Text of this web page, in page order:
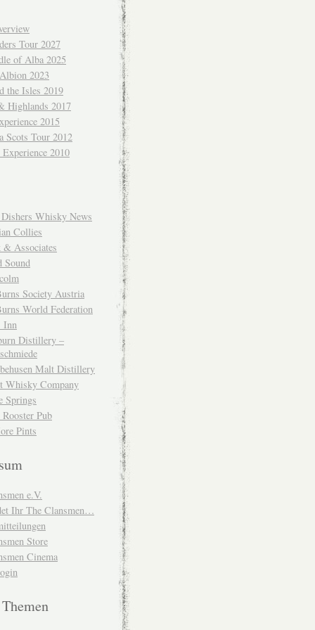
Tour 2027
of Alba 2025
2023
the Isles 2019
Highlands 2017
2015
Scots Tour 2012
2010
Whisky News
Collies
& Associates
Sound
Society Austria
World Federation
Inn
Distillery –
Malt Distillery
Whisky Company
Springs
Pub
Pints
e.V.
Ihr The Clansmen…
Store
Cinema